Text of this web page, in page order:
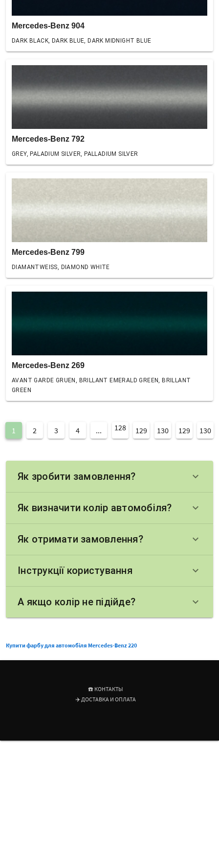
Mercedes-Benz 904
DARK BLACK, DARK BLUE, DARK MIDNIGHT BLUE
Mercedes-Benz 792
GREY, PALADIUM SILVER, PALLADIUM SILVER
Mercedes-Benz 799
DIAMANTWEISS, DIAMOND WHITE
Mercedes-Benz 269
AVANT GARDE GRUEN, BRILLANT EMERALD GREEN, BRILLANT
GREEN
1 2 3 4 ... 128 129 130 129 130
Як зробити замовлення? keyboard_arrow_down
Як визначити колір автомобіля? keyboard_arrow_down
Як отримати замовлення? keyboard_arrow_down
Інструкції користування keyboard_arrow_down
А якщо колір не підійде? keyboard_arrow_down
Купити фарбу для автомобіля Mercedes-Benz 220
☎️ КОНТАКТЫ
✈️ ДОСТАВКА И ОПЛАТА